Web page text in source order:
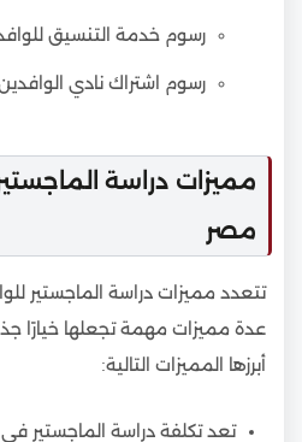
رسوم خدمة التنسيق للوافدين: 170 دولار
رسوم اشتراك نادي الوافدين: 150 دولار
مميزات دراسة
مصر
تتعدد مميزات دراسة الماجستير
عدة مميزات مهمة تجعلها خيارًا
أبرزها المميزات التالية:
تعد تكلفة دراسة الماجستير